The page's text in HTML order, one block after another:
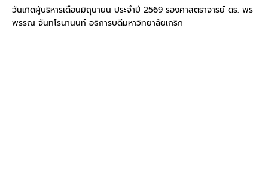
วันเกิดผู้บริหารเดือนมิถุนายน ประจำปี 2569 รองศาสตราจารย์ ดร. พร
พรรณ จันทโรนานนท์ อธิการบดีมหาวิทยาลัยเกริก